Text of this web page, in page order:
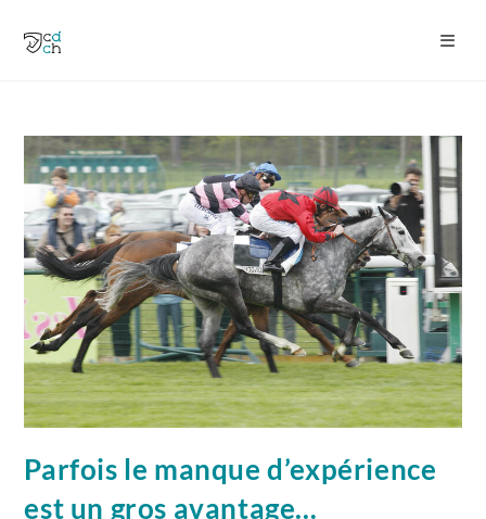
Parfois le manque d’expérience
est un gros avantage…